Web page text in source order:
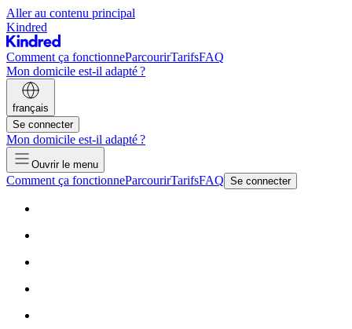
Aller au contenu principal
Kindred
Comment ça fonctionneParcourirTarifsFAQ
Mon domicile est-il adapté ?
français
Se connecter
Mon domicile est-il adapté ?
Ouvrir le menu
Comment ça fonctionneParcourirTarifsFAQ Se connecter